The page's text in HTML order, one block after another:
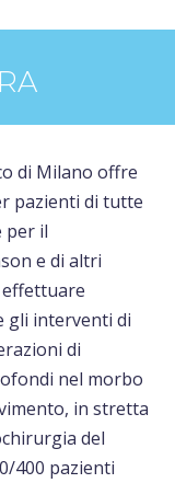
di Milano offre
pazienti di tutte
per il
e di altri
interventi di
di
nel morbo
in stretta
del
400 pazienti